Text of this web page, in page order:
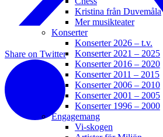
Share on Twitter
Kristina från Duvemåla
Mer musikteater
Konserter
Konserter 2026 – t.v.
Konserter 2021 – 2025
Konserter 2016 – 2020
Konserter 2011 – 2015
Konserter 2006 – 2010
Konserter 2001 – 2005
Konserter 1996 – 2000
Engagemang
Vi-skogen